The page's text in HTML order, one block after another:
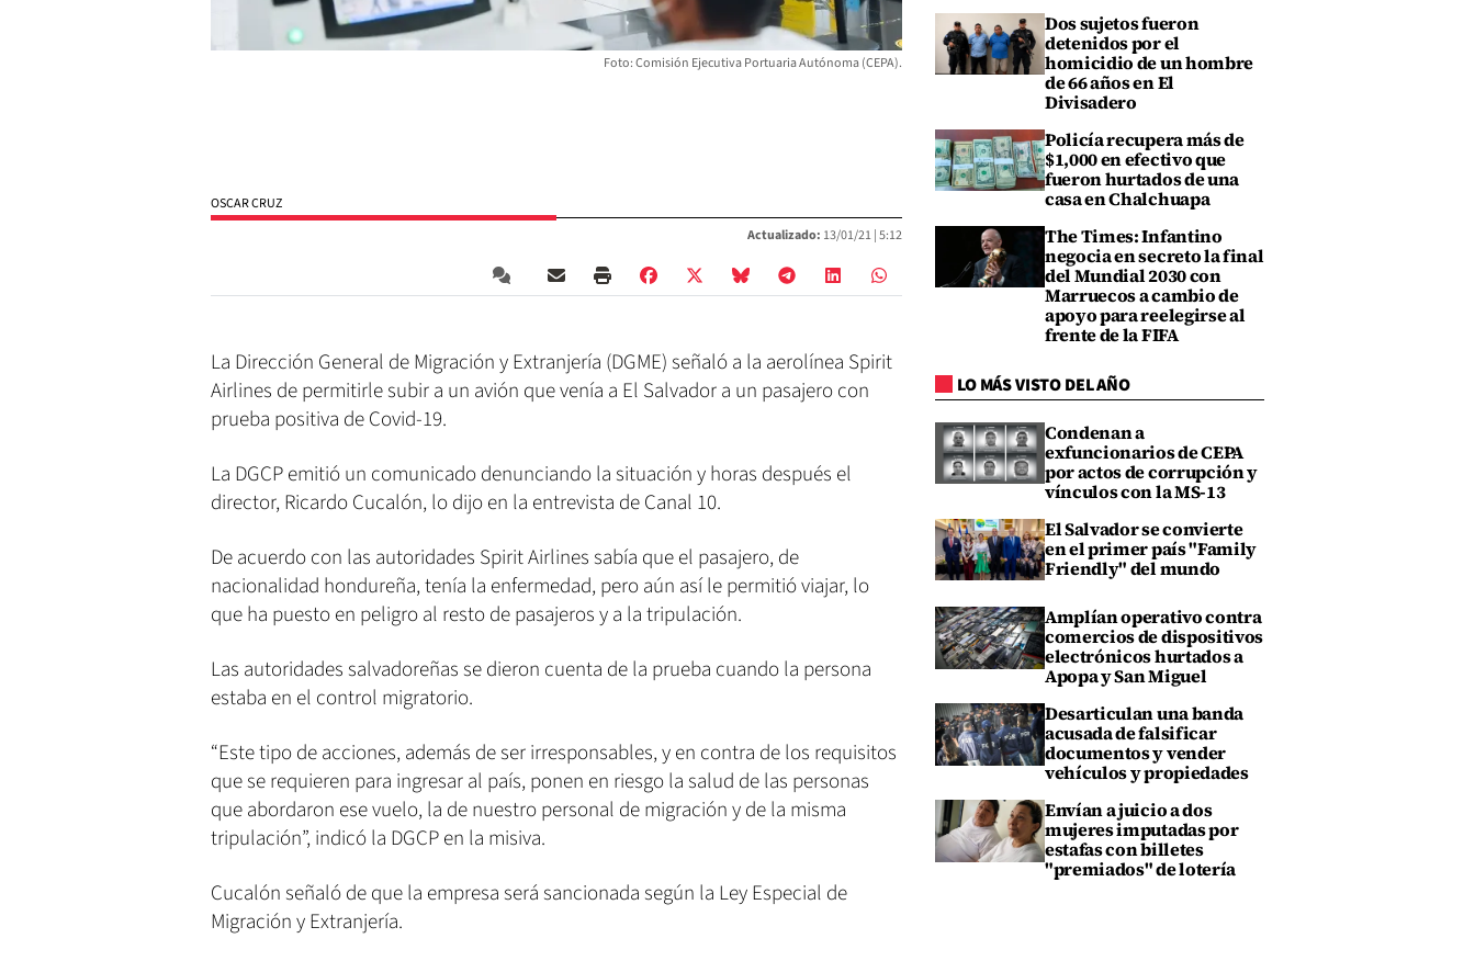
Foto: Comisión Ejecutiva Portuaria Autónoma (CEPA).
OSCAR CRUZ
Actualizado: 13/01/21 |5:12
La Dirección General de Migración y Extranjería (DGME) señaló a la aerolínea Spirit
Airlines de permitirle subir a un avión que venía a El Salvador a un pasajero con
prueba positiva de Covid-19.
La DGCP emitió un comunicado denunciando la situación y horas después el
director, Ricardo Cucalón, lo dijo en la entrevista de Canal 10.
De acuerdo con las autoridades Spirit Airlines sabía que el pasajero, de
nacionalidad hondureña, tenía la enfermedad, pero aún así le permitió viajar, lo
que ha puesto en peligro al resto de pasajeros y a la tripulación.
Las autoridades salvadoreñas se dieron cuenta de la prueba cuando la persona
estaba en el control migratorio.
“Este tipo de acciones, además de ser irresponsables, y en contra de los requisitos
que se requieren para ingresar al país, ponen en riesgo la salud de las personas
que abordaron ese vuelo, la de nuestro personal de migración y de la misma
tripulación”, indicó la DGCP en la misiva.
Cucalón señaló de que la empresa será sancionada según la Ley Especial de
Migración y Extranjería.
Dos sujetos fueron
detenidos por el
homicidio de un hombre
de 66 años en El
Divisadero
Policía recupera más de
$1,000 en efectivo que
fueron hurtados de una
casa en Chalchuapa
The Times: Infantino
negocia en secreto la final
del Mundial 2030 con
Marruecos a cambio de
apoyo para reelegirse al
frente de la FIFA
LO MÁS VISTO DEL AÑO
Condenan a
exfuncionarios de CEPA
por actos de corrupción y
vínculos con la MS-13
El Salvador se convierte
en el primer país "Family
Friendly" del mundo
Amplían operativo contra
comercios de dispositivos
electrónicos hurtados a
Apopa y San Miguel
Desarticulan una banda
acusada de falsificar
documentos y vender
vehículos y propiedades
Envían a juicio a dos
mujeres imputadas por
estafas con billetes
"premiados" de lotería